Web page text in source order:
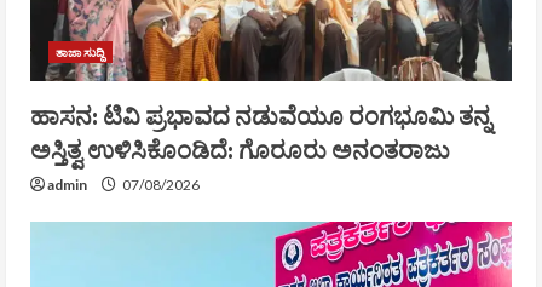
ತಾಜಾ ಸುದ್ದಿ
ಹಾಸನ: ಟಿವಿ ಪ್ರಭಾವದ ನಡುವೆಯೂ ರಂಗಭೂಮಿ ತನ್ನ
ಅಸ್ತಿತ್ವ ಉಳಿಸಿಕೊಂಡಿದೆ: ಗೊರೂರು ಅನಂತರಾಜು
admin 07/08/2026